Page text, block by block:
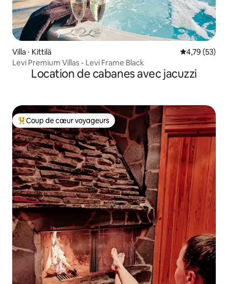
Villa ⋅ Kittilä Évaluation
4,79 (53)
Levi Premium Villas - Levi Frame Black
Location de cabanes avec jacuzzi
Coups de cœur voyageurs les plus appréciés
Coup de cœur voyageurs